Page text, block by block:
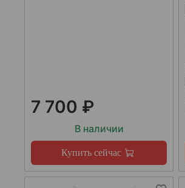
7 700 ₽
В наличии
Купить сейчас